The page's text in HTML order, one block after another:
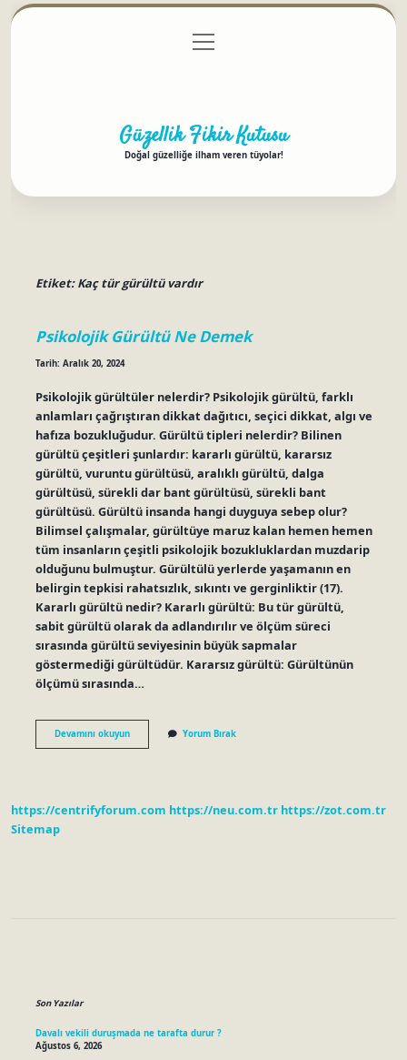
Gizlilik Politikası
menüyü
aç
Güzellik Fikir Kutusu
Doğal güzelliğe ilham veren tüyolar!
Etiket:Kaç tür gürültü vardır
Psikolojik Gürültü Ne Demek
Tarih: Aralık 20, 2024
Psikolojik gürültüler nelerdir? Psikolojik gürültü, farklı
anlamları çağrıştıran dikkat dağıtıcı, seçici dikkat, algı ve
hafıza bozukluğudur. Gürültü tipleri nelerdir? Bilinen
gürültü çeşitleri şunlardır: kararlı gürültü, kararsız
gürültü, vuruntu gürültüsü, aralıklı gürültü, dalga
gürültüsü, sürekli dar bant gürültüsü, sürekli bant
gürültüsü. Gürültü insanda hangi duyguya sebep olur?
Bilimsel çalışmalar, gürültüye maruz kalan hemen hemen
tüm insanların çeşitli psikolojik bozukluklardan muzdarip
olduğunu bulmuştur. Gürültülü yerlerde yaşamanın en
belirgin tepkisi rahatsızlık, sıkıntı ve gerginliktir (17).
Kararlı gürültü nedir? Kararlı gürültü: Bu tür gürültü,
sabit gürültü olarak da adlandırılır ve ölçüm süreci
sırasında gürültü seviyesinin büyük sapmalar
göstermediği gürültüdür. Kararsız gürültü: Gürültünün
ölçümü sırasında…
Devamını okuyunPsikolojik
Gürültü
Yorum Bırak
https://centrifyforum.com https://neu.com.tr https://zot.com.tr
Sitemap
Son Yazılar
Davalı vekili duruşmada ne tarafta durur ?
Ağustos 6, 2026